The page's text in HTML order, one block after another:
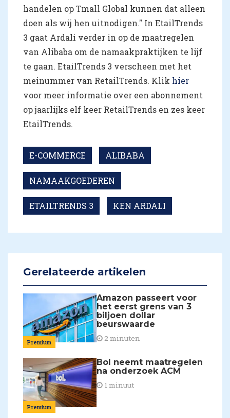
handelen op Tmall Global kunnen dat alleen
doen als wij hen uitnodigen." In EtailTrends
3 gaat Ardali verder in op de maatregelen
van Alibaba om de namaakpraktijken te lijf
te gaan. EtailTrends 3 verscheen met het
meinummer van RetailTrends. Klik hier
voor meer informatie over een abonnement
op jaarlijks elf keer RetailTrends en zes keer
EtailTrends.
E-COMMERCE ALIBABA
NAMAAKGOEDEREN
ETAILTRENDS 3 KEN ARDALI
Gerelateerde artikelen
Premium
Amazon passeert voor
het eerst grens van 3
biljoen dollar
beurswaarde
2 minuten
Premium
Bol neemt maatregelen
na onderzoek ACM
1 minuut